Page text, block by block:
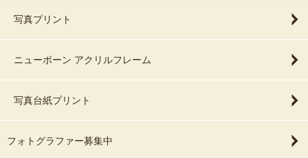
写真プリント
ニューボーン アクリルフレーム
写真台紙プリント
フォトグラファー募集中